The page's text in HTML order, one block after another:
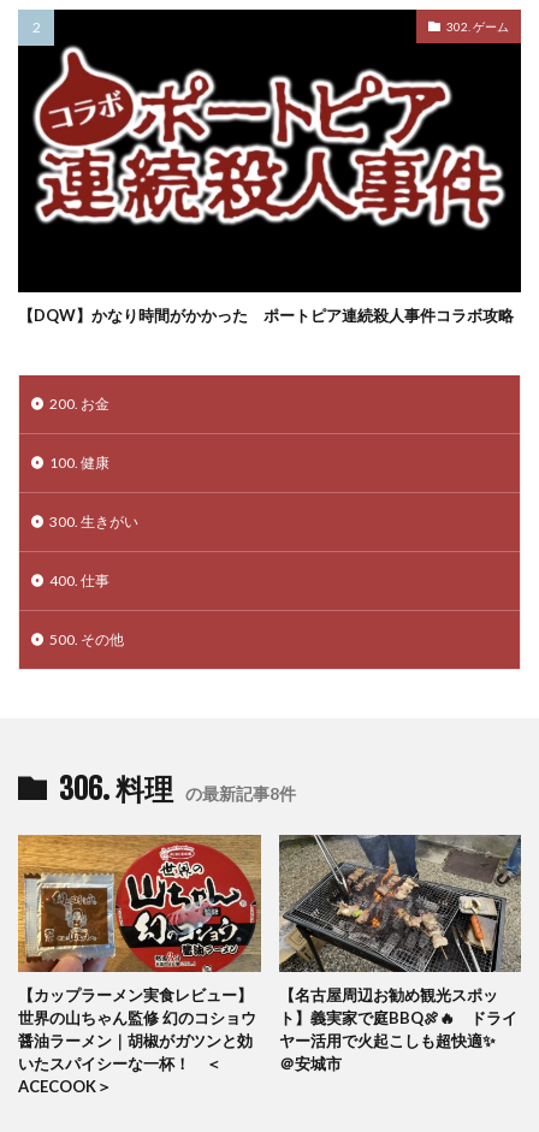
302. ゲーム
【DQW】かなり時間がかかった ポートピア連続殺人事件コラボ攻略
200. お金
100. 健康
300. 生きがい
400. 仕事
500. その他
306. 料理 の最新記事8件
【カップラーメン実食レビュー】
世界の山ちゃん監修 幻のコショウ
醤油ラーメン｜胡椒がガツンと効
いたスパイシーな一杯！ ＜
ACECOOK＞
【名古屋周辺お勧め観光スポッ
ト】義実家で庭BBQ🍖🔥 ドライ
ヤー活用で火起こしも超快適✨
＠安城市